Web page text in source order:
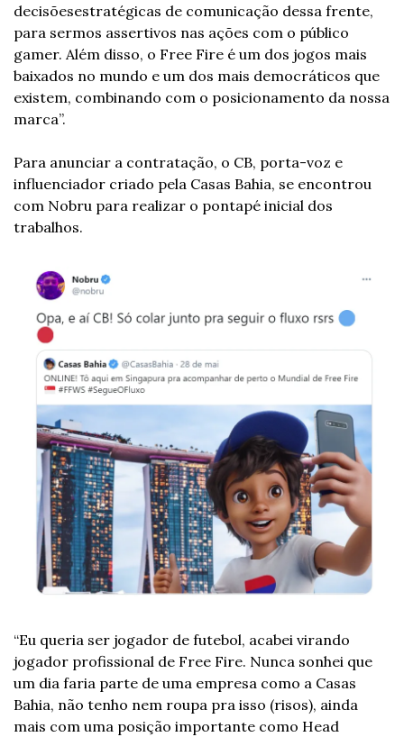
decisõesestratégicas de comunicação dessa frente,
para sermos assertivos nas ações com o público
gamer. Além disso, o Free Fire é um dos jogos mais
baixados no mundo e um dos mais democráticos que
existem, combinando com o posicionamento da nossa
marca”.
Para anunciar a contratação, o CB, porta-voz e
influenciador criado pela Casas Bahia, se encontrou
com Nobru para realizar o pontapé inicial dos
trabalhos.
“Eu queria ser jogador de futebol, acabei virando
jogador profissional de Free Fire. Nunca sonhei que
um dia faria parte de uma empresa como a Casas
Bahia, não tenho nem roupa pra isso (risos), ainda
mais com uma posição importante como Head